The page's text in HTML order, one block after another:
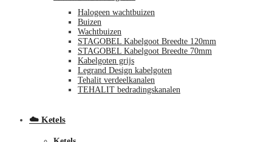
Halogeen wachtbuizen
Buizen
Wachtbuizen
STAGOBEL Kabelgoot Breedte 120mm
STAGOBEL Kabelgoot Breedte 70mm
Kabelgoten grijs
Legrand Design kabelgoten
Tehalit verdeelkanalen
TEHALIT bedradingskanalen
☁️ Ketels